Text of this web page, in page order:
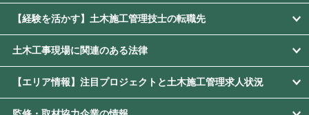
【経験を活かす】土木施工管理技士の転職先
土木工事現場に関連のある法律
【エリア情報】注目プロジェクトと土木施工管理求人状況